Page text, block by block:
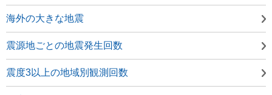
海外の大きな地震
震源地ごとの地震発生回数
震度3以上の地域別観測回数